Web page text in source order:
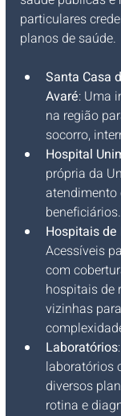
particulares
planos de saúde.
Santa Casa
Avaré: Uma
na região
socorro,
Hospital
própria da
beneficiários.
Hospitais
Acessíveis
com
hospitais de
vizinhas
Laboratórios
laboratórios
diversos
rotina e